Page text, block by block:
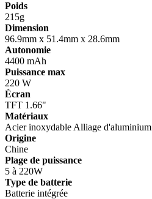
Poids
215g
Dimension
96.9mm x 51.4mm x 28.6mm
Autonomie
4400 mAh
Puissance max
220 W
Écran
TFT 1.66"
Matériaux
Acier inoxydableAlliage d'aluminium
Origine
Chine
Plage de puissance
5 à 220W
Type de batterie
Batterie intégrée